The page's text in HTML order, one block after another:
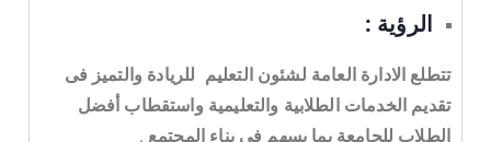
الرؤية :
تتطلع الادارة العامة لشئون التعليم للريادة والتميز فى
تقديم الخدمات الطلابية والتعليمية واستقطاب أفضل
الطلاب للجامعة بما يسهم في بناء المجتمع .